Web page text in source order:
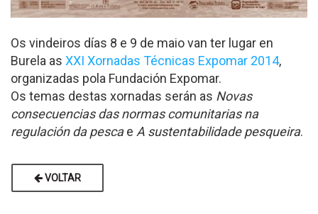
Os vindeiros días 8 e 9 de maio van ter lugar en
Burela as XXI Xornadas Técnicas Expomar 2014,
organizadas pola Fundación Expomar.
Os temas destas xornadas serán as Novas
consecuencias das normas comunitarias na
regulación da pescae A sustentabilidade pesqueira.
VOLTAR